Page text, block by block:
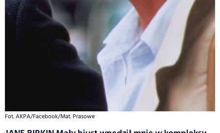
Fot. AKPA/Facebook/Mat. Prasowe